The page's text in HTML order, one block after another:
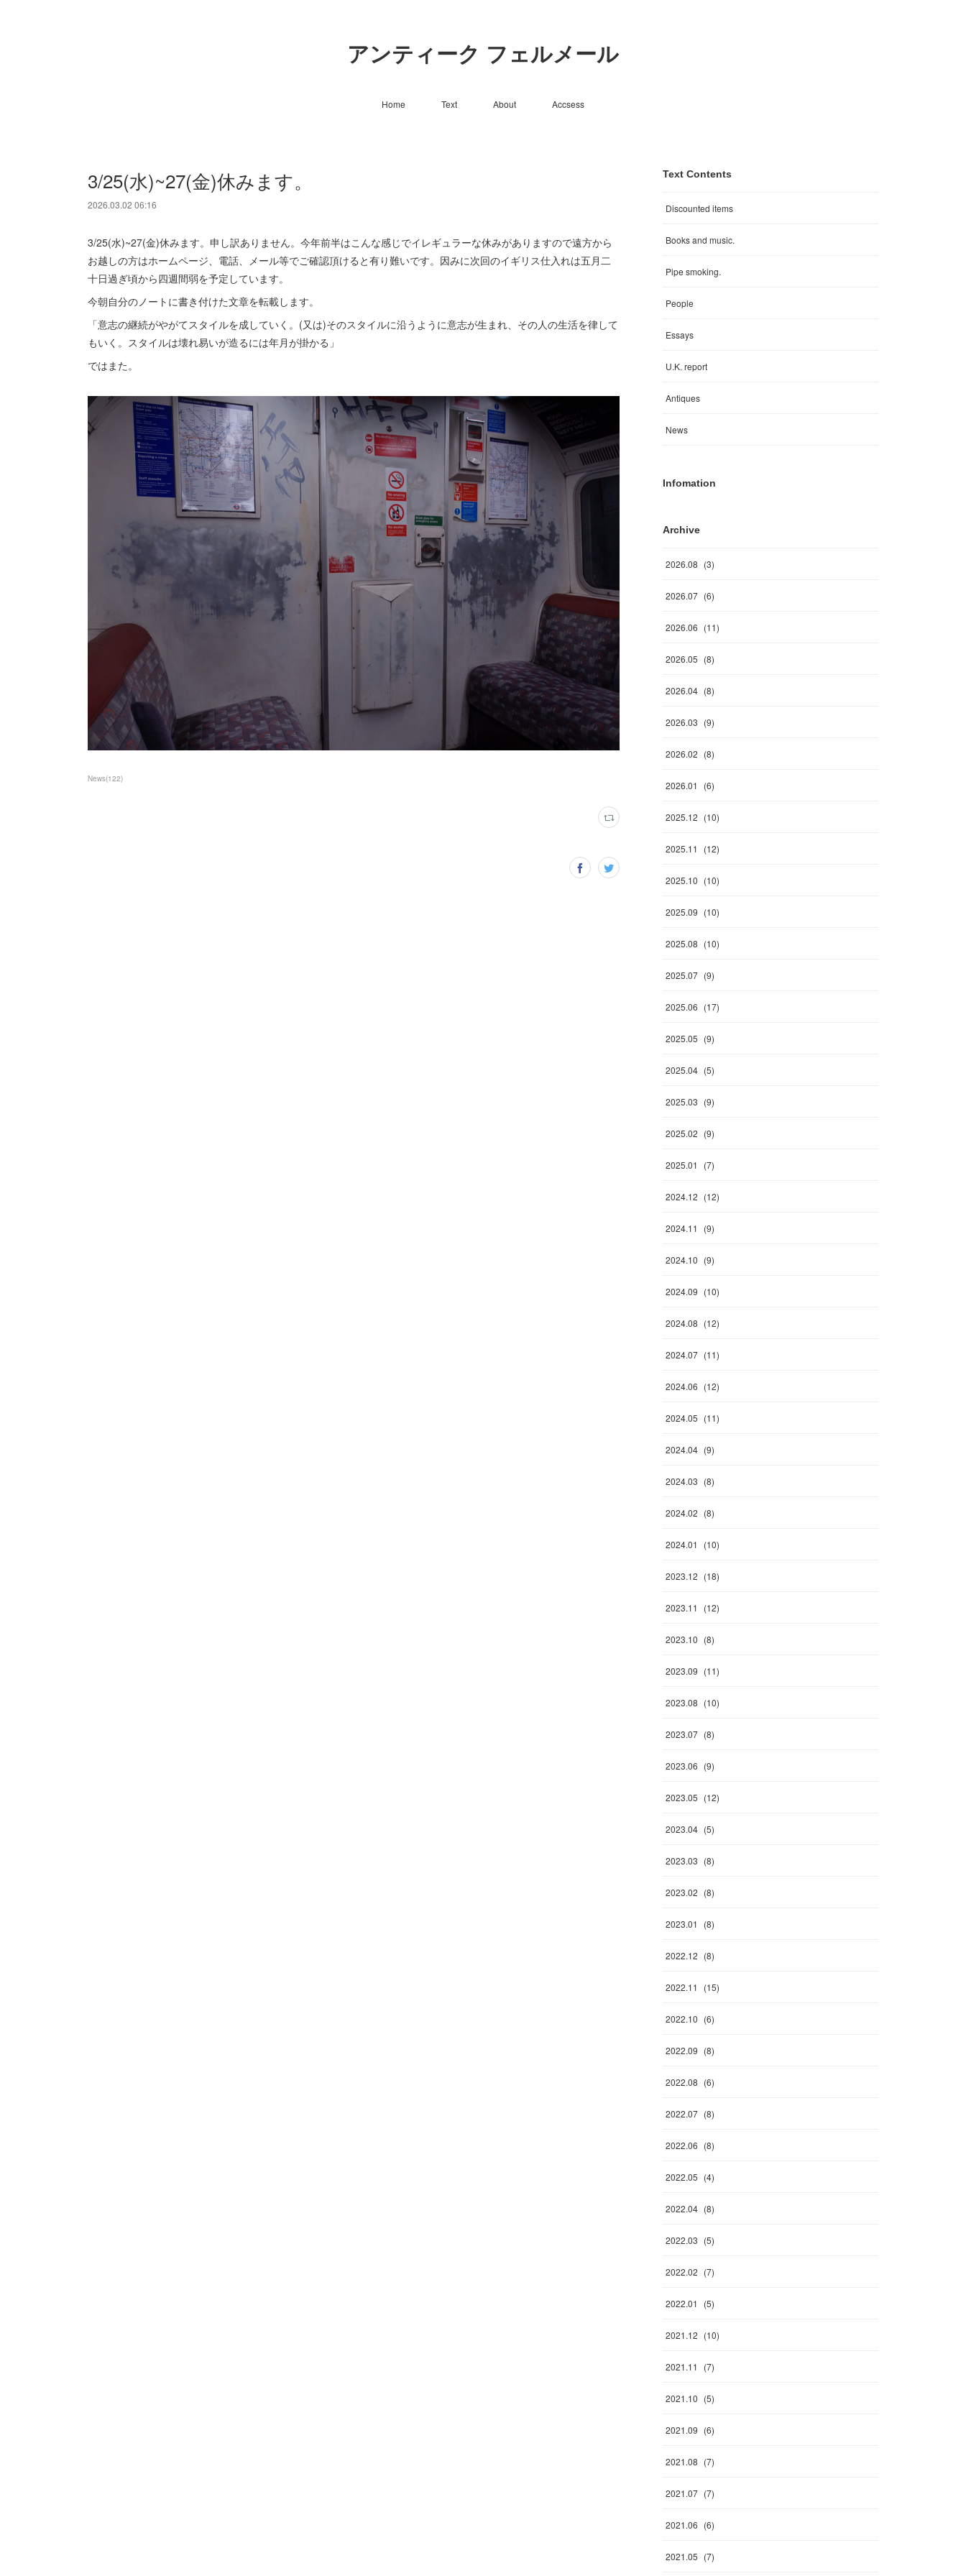
アンティーク フェルメール
Home Text About Accsess
3/25(水)~27(金)休みます。
2026.03.02 06:16
3/25(水)~27(金)休みます。申し訳ありません。今年前半はこんな感じでイレギュラーな休みがありますので遠方から
お越しの方はホームページ、電話、メール等でご確認頂けると有り難いです。因みに次回のイギリス仕入れは五月二
十日過ぎ頃から四週間弱を予定しています。
今朝自分のノートに書き付けた文章を転載します。
「意志の継続がやがてスタイルを成していく。(又は)そのスタイルに沿うように意志が生まれ、その人の生活を律して
もいく。スタイルは壊れ易いが造るには年月が掛かる」
ではまた。
News(122)
Text Contents
Discounted items
Books and music.
Pipe smoking.
People
Essays
U.K. report
Antiques
News
Infomation
Archive
2026.08 (3)
2026.07 (6)
2026.06 (11)
2026.05 (8)
2026.04 (8)
2026.03 (9)
2026.02 (8)
2026.01 (6)
2025.12 (10)
2025.11 (12)
2025.10 (10)
2025.09 (10)
2025.08 (10)
2025.07 (9)
2025.06 (17)
2025.05 (9)
2025.04 (5)
2025.03 (9)
2025.02 (9)
2025.01 (7)
2024.12 (12)
2024.11 (9)
2024.10 (9)
2024.09 (10)
2024.08 (12)
2024.07 (11)
2024.06 (12)
2024.05 (11)
2024.04 (9)
2024.03 (8)
2024.02 (8)
2024.01 (10)
2023.12 (18)
2023.11 (12)
2023.10 (8)
2023.09 (11)
2023.08 (10)
2023.07 (8)
2023.06 (9)
2023.05 (12)
2023.04 (5)
2023.03 (8)
2023.02 (8)
2023.01 (8)
2022.12 (8)
2022.11 (15)
2022.10 (6)
2022.09 (8)
2022.08 (6)
2022.07 (8)
2022.06 (8)
2022.05 (4)
2022.04 (8)
2022.03 (5)
2022.02 (7)
2022.01 (5)
2021.12 (10)
2021.11 (7)
2021.10 (5)
2021.09 (6)
2021.08 (7)
2021.07 (7)
2021.06 (6)
2021.05 (7)